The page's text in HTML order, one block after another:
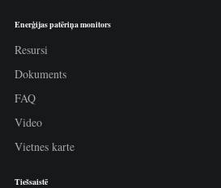
Enerģijas patēriņa monitors
Resursi
Dokuments
FAQ
Video
Vietnes karte
Tiešsaistē